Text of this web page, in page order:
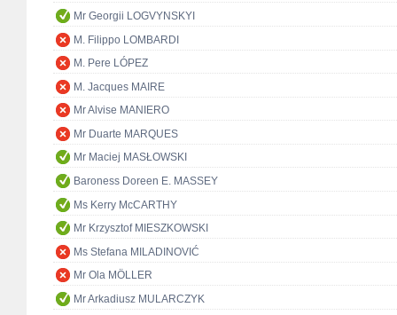
Mr Georgii LOGVYNSKYI
M. Filippo LOMBARDI
M. Pere LÓPEZ
M. Jacques MAIRE
Mr Alvise MANIERO
Mr Duarte MARQUES
Mr Maciej MASŁOWSKI
Baroness Doreen E. MASSEY
Ms Kerry McCARTHY
Mr Krzysztof MIESZKOWSKI
Ms Stefana MILADINOVIĆ
Mr Ola MÖLLER
Mr Arkadiusz MULARCZYK